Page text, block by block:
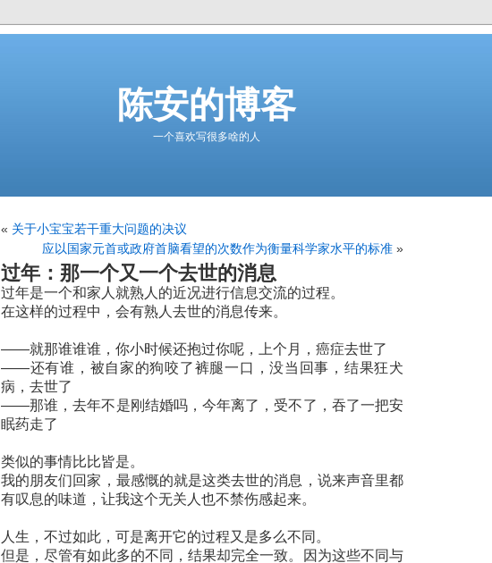
陈安的博客
一个喜欢写很多啥的人
« 关于小宝宝若干重大问题的决议
应以国家元首或政府首脑看望的次数作为衡量科学家水平的标准 »
过年：那一个又一个去世的消息
过年是一个和家人就熟人的近况进行信息交流的过程。
在这样的过程中，会有熟人去世的消息传来。
——就那谁谁谁，你小时候还抱过你呢，上个月，癌症去世了
——还有谁，被自家的狗咬了裤腿一口，没当回事，结果狂犬
病，去世了
——那谁，去年不是刚结婚吗，今年离了，受不了，吞了一把安
眠药走了
类似的事情比比皆是。
我的朋友们回家，最感慨的就是这类去世的消息，说来声音里都
有叹息的味道，让我这个无关人也不禁伤感起来。
人生，不过如此，可是离开它的过程又是多么不同。
但是，尽管有如此多的不同，结果却完全一致。因为这些不同与